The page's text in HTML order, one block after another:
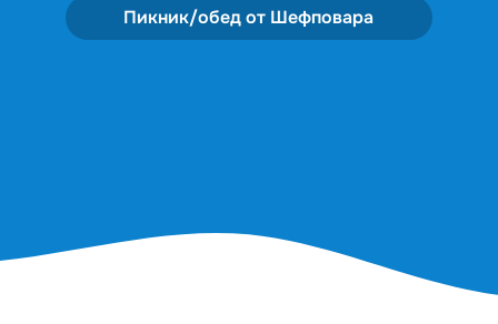
Пикник/обед от Шефповара